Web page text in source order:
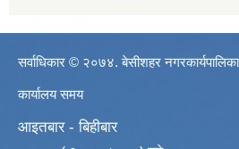
सर्वाधिकार © २०७४. बेसीशहर नगरकार्यपालिका
कार्यालय समय
आइतबार - बिहीबार